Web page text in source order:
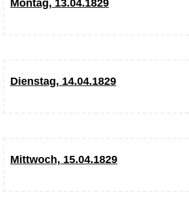
Montag, 13.04.1829
Dienstag, 14.04.1829
Mittwoch, 15.04.1829